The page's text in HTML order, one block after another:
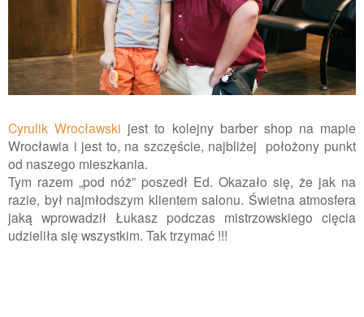
Cyrulik Wrocławski jest to kolejny barber shop na mapie
Wrocławia i jest to, na szczęście, najbliżej położony punkt
od naszego mieszkania.
Tym razem „pod nóż” poszedł Ed. Okazało się, że jak na
razie, był najmłodszym klientem salonu. Świetna atmosfera
jaką wprowadził Łukasz podczas mistrzowskiego cięcia
udzieliła się wszystkim. Tak trzymać !!!